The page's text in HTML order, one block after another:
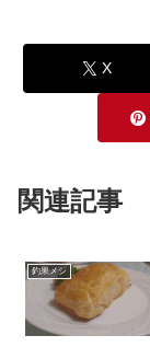
X
関連記事
釣果メシ